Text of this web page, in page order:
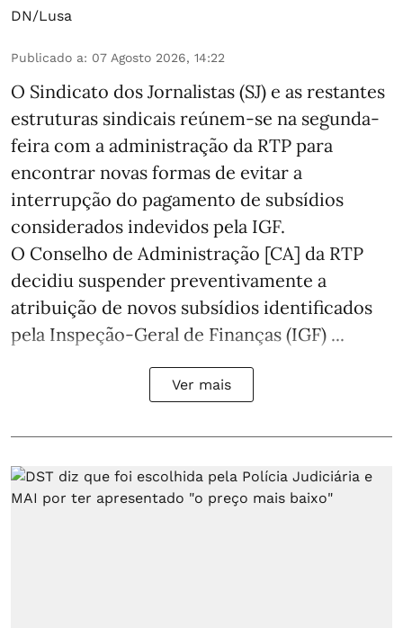
DN/Lusa
Publicado a: 07 Agosto 2026, 14:22
O Sindicato dos Jornalistas (SJ) e as restantes
estruturas sindicais reúnem-se na segunda-
feira com a administração da RTP para
encontrar novas formas de evitar a
interrupção do pagamento de subsídios
considerados indevidos pela IGF.
O Conselho de Administração [CA] da RTP
decidiu suspender preventivamente a
atribuição de novos subsídios identificados
pela Inspeção-Geral de Finanças (IGF) ...
Ver mais